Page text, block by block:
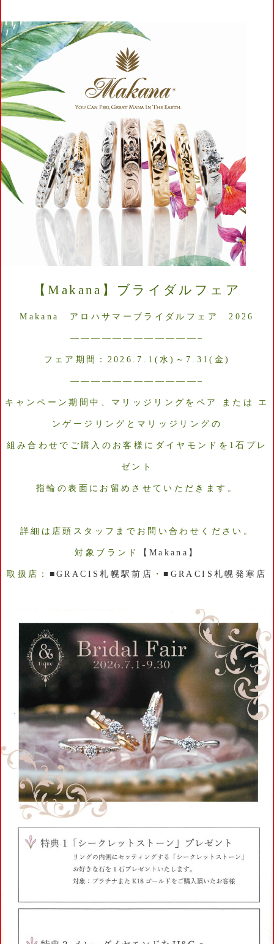
【Makana】ブライダルフェア
Makana アロハサマーブライダルフェア 2026
————————————–
フェア期間：2026.7.1(水)～7.31(金)
————————————–
キャンペーン期間中、マリッジリングをペア または エ
ンゲージリングとマリッジリングの
組み合わせでご購入のお客様にダイヤモンドを1石プレ
ゼント
指輪の表面にお留めさせていただきます。
詳細は店頭スタッフまでお問い合わせください。
対象ブランド 【Makana】
取扱店： ■GRACIS札幌駅前店 ・■GRACIS札幌発寒店